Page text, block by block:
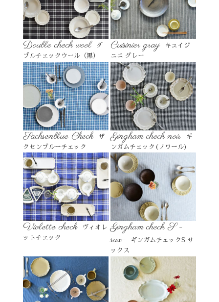
Double check wool
ダ
ブルチェックウール（黒）
Cuisinier gray
キュイジ
ニエ グレー
Sachsenblue Check
ザ
クセンブルーチェック
Gingham check noir
ギ
ンガムチェック(ノワール)
Violette check
ヴィオレ
ットチェック
Gingham check S -
sax-
ギンガムチェックS サ
ックス